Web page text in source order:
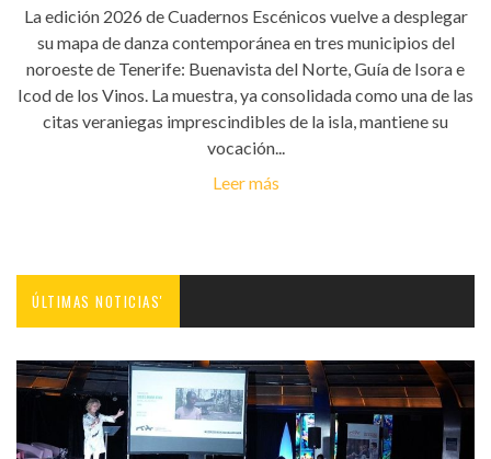
La edición 2026 de Cuadernos Escénicos vuelve a desplegar
su mapa de danza contemporánea en tres municipios del
noroeste de Tenerife: Buenavista del Norte, Guía de Isora e
Icod de los Vinos. La muestra, ya consolidada como una de las
citas veraniegas imprescindibles de la isla, mantiene su
vocación...
Leer más
ÚLTIMAS NOTICIAS'